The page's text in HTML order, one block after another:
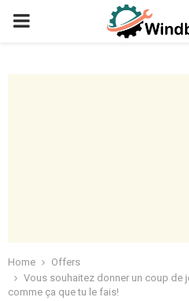
PRIMARY
Home
Offers
Vous souhaitez donner un coup de
comme ça que tu le fais!